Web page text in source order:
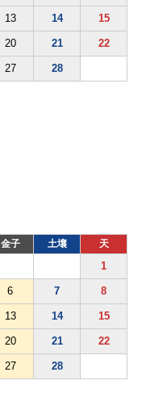
13 14 15
20 21 22
27 28
金子 土壤 天
1
6 7 8
13 14 15
20 21 22
27 28